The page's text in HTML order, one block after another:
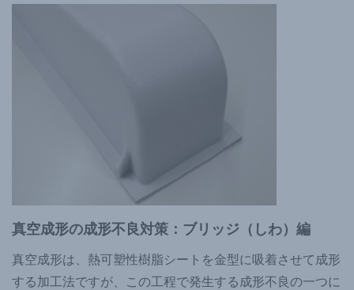
真空成形の成形不良対策：ブリッジ（しわ）編
真空成形は、熱可塑性樹脂シートを金型に吸着させて成形
する加工法ですが、この工程で発生する成形不良の一つに